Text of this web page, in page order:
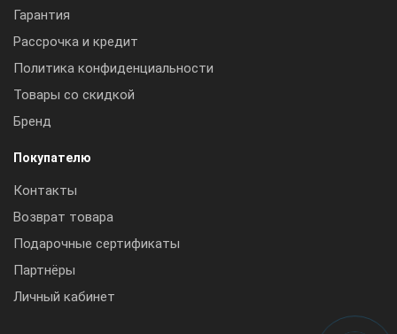
Гарантия
Рассрочка и кредит
Политика конфиденциальности
Товары со скидкой
Бренд
Покупателю
Контакты
Возврат товара
Подарочные сертификаты
Партнёры
Личный кабинет